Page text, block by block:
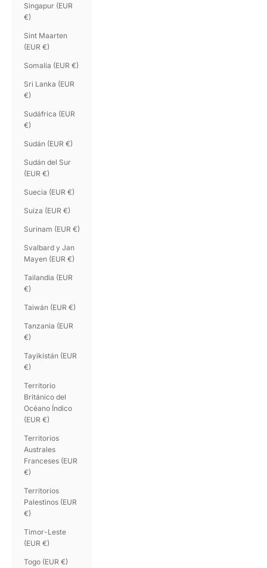
Singapur (EUR
€)
Sint Maarten
(EUR €)
Somalia (EUR €)
Sri Lanka (EUR
€)
Sudáfrica (EUR
€)
Sudán (EUR €)
Sudán del Sur
(EUR €)
Suecia (EUR €)
Suiza (EUR €)
Surinam (EUR €)
Svalbard y Jan
Mayen (EUR €)
Tailandia (EUR
€)
Taiwán (EUR €)
Tanzania (EUR
€)
Tayikistán (EUR
€)
Territorio
Británico del
Océano Índico
(EUR €)
Territorios
Australes
Franceses (EUR
€)
Territorios
Palestinos (EUR
€)
Timor-Leste
(EUR €)
Togo (EUR €)